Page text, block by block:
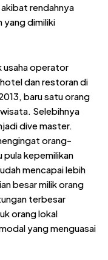
rendahnya
yang dimiliki
usaha operator
dan restoran di
baru satu orang
Selebihnya
dive master.
orang-
kepemilikan
mencapai lebih
besar milik orang
terbesar
orang lokal
yang menguasai